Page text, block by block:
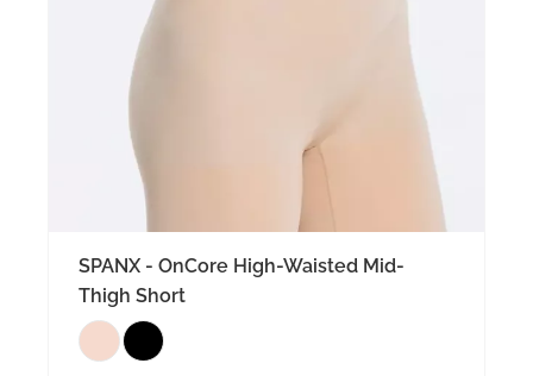
SPANX - OnCore High-Waisted Mid-
Thigh Short